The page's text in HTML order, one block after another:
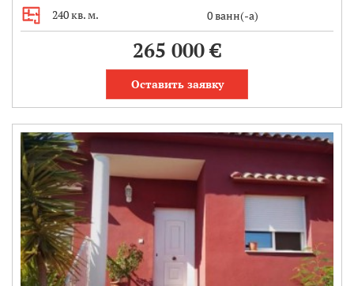
240 кв. м.
0 ванн(-а)
265 000 €
Оставить заявку